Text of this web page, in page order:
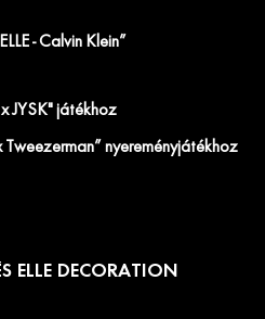
- Calvin Klein”
JYSK" játékhoz
Tweezerman” nyereményjátékhoz
ELLE DECORATION